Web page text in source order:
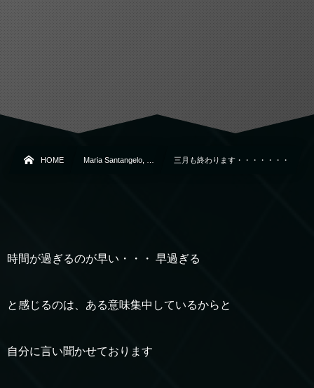
HOME Maria Santangelo, … 三月も終わります・・・・・・・
時間が過ぎるのが早い・・・ 早過ぎる
と感じるのは、ある意味集中しているからと
自分に言い聞かせております